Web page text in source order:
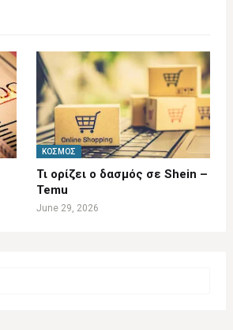
ΚΌΣΜΟΣ
Τι ορίζει ο δασμός σε Shein –
Temu
June 29, 2026